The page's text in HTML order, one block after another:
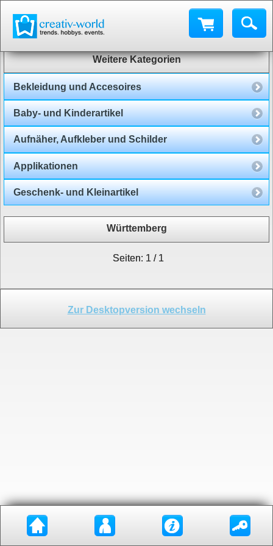
Weitere Kategorien
Bekleidung und Accesoires
Baby- und Kinderartikel
Aufnäher, Aufkleber und Schilder
Applikationen
Geschenk- und Kleinartikel
Württemberg
Seiten: 1 / 1
Zur Desktopversion wechseln